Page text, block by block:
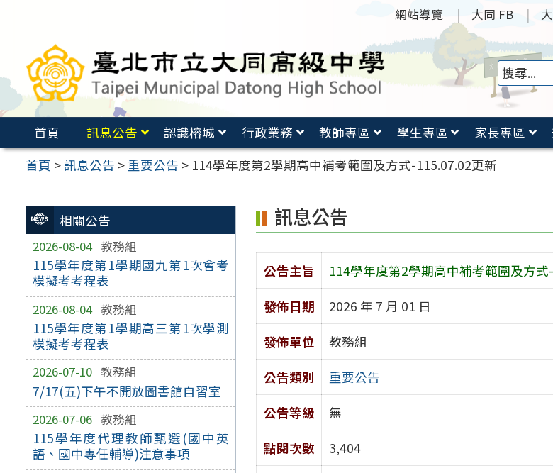
要
容
網站導覽 大同 FB
首頁 訊息公告 認識榕城 行政業務 教師專區 學生專區 家長專區
首頁 >訊息公告 > 重要公告 > 114學年度第2學期高中補考範圍及方式-115.07.02更新
相關公告
2026-08-04 教務組
115學年度第1學期國九第1次會考
模擬考考程表
2026-08-04 教務組
115學年度第1學期高三第1次學測
模擬考考程表
2026-07-10 教務組
7/17(五)下午不開放圖書館自習室
2026-07-06 教務組
115學年度代理教師甄選(國中英
語、國中專任輔導)注意事項
訊息公告
公告主旨
114學年度第2學期高中補考範圍及方
發佈日期
2026 年 7 月 01 日
發佈單位
教務組
公告類別
重要公告
公告等級
無
點閱次數
3,404